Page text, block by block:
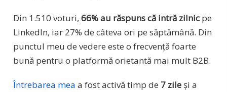
Din 1.510 voturi, 66% au răspuns că intră zilnicpe
LinkedIn, iar 27% de câteva ori pe săptămână. Din
punctul meu de vedere este o frecvență foarte
bună pentru o platformă orietantă mai mult B2B.
Întrebarea mea a fost activă timp de 7 zileși a